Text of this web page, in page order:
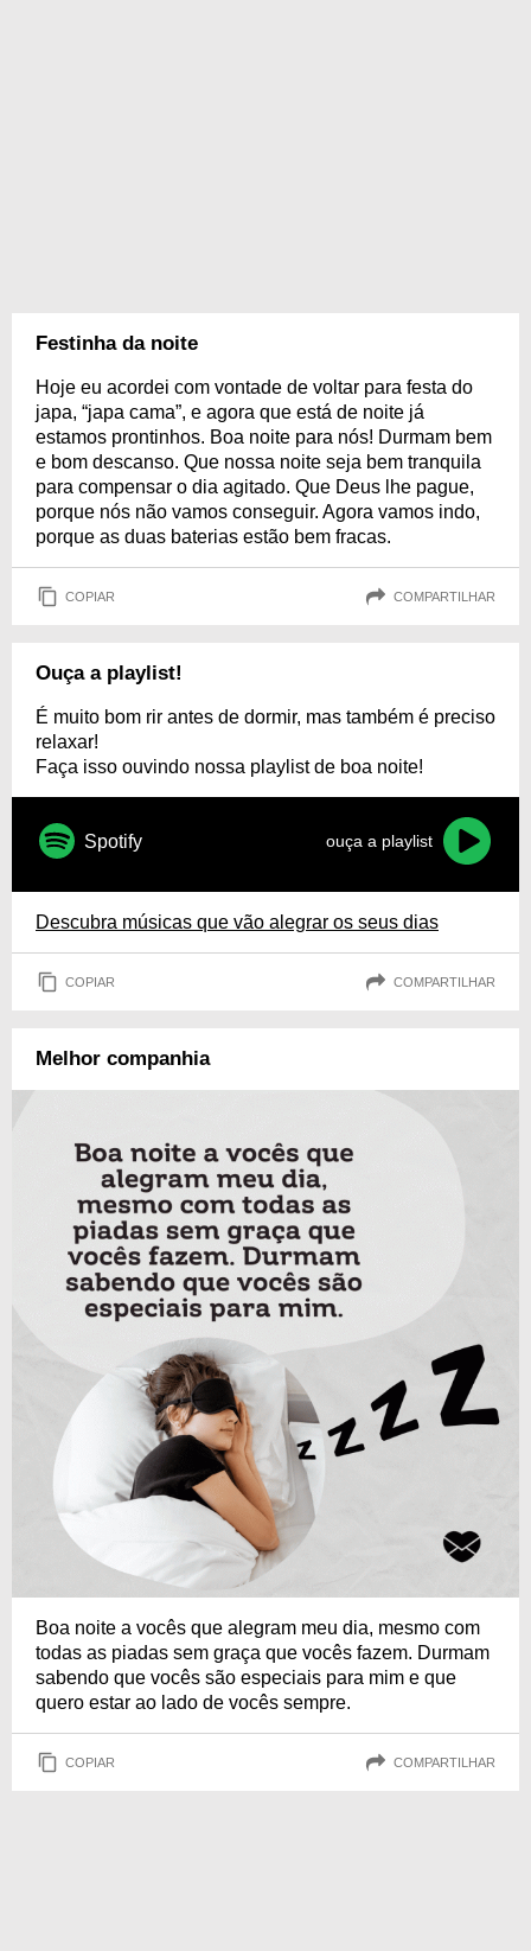
Festinha da noite
Hoje eu acordei com vontade de voltar para festa do
japa, “japa cama”, e agora que está de noite já
estamos prontinhos. Boa noite para nós! Durmam bem
e bom descanso. Que nossa noite seja bem tranquila
para compensar o dia agitado. Que Deus lhe pague,
porque nós não vamos conseguir. Agora vamos indo,
porque as duas baterias estão bem fracas.
COPIAR COMPARTILHAR
Ouça a playlist!
É muito bom rir antes de dormir, mas também é preciso
relaxar!
Faça isso ouvindo nossa playlist de boa noite!
Spotify ouça a playlist
Descubra músicas que vão alegrar os seus dias
COPIAR COMPARTILHAR
Melhor companhia
Boa noite a vocês que alegram meu dia, mesmo com
todas as piadas sem graça que vocês fazem. Durmam
sabendo que vocês são especiais para mim e que
quero estar ao lado de vocês sempre.
COPIAR COMPARTILHAR